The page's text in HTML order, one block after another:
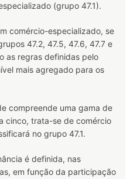
(grupo 47.1).
comércio-especializado, se
47.2, 47.5, 47.6, 47.7 e
as regras definidas pelo
mais agregado para os
compreende uma gama de
cinco, trata-se de comércio
no grupo 47.1.
é definida, nas
em função da participação